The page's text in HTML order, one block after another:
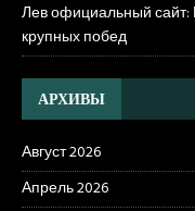
Лев официальный сайт:
крупных побед
АРХИВЫ
Август 2026
Апрель 2026